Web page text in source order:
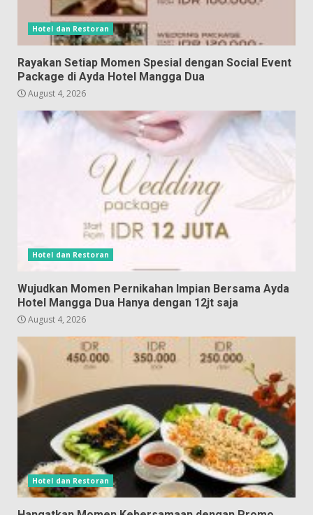
Hotel dan Restoran
Rayakan Setiap Momen Spesial dengan Social Event
Package di Ayda Hotel Mangga Dua
August 4, 2026
Hotel dan Restoran
Wujudkan Momen Pernikahan Impian Bersama Ayda
Hotel Mangga Dua Hanya dengan 12jt saja
August 4, 2026
Hotel dan Restoran